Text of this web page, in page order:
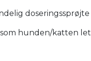
doseringssprøjte
som hunden/katten let